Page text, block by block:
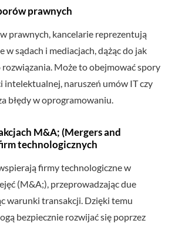
prawnych
prawnych, kancelarie reprezentują
sądach i mediacjach, dążąc do jak
Może to obejmować spory
intelektualnej, naruszeń umów IT czy
błędy w oprogramowaniu.
M&A; (Mergers and
technologicznych
firmy technologiczne w
(M&A;), przeprowadzając due
warunki transakcji. Dzięki temu
bezpiecznie rozwijać się poprzez